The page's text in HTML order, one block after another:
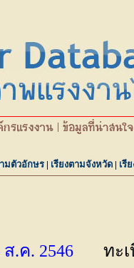
มตัวอักษร | เรียงตามจังหวัด | เรี
ส.ค. 2546 ทะ